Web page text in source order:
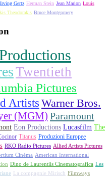
Irving Gertz Herman Stein Jean Marion Louis
Theodorakis Bruce Montgomery
Twentieth
Pictures
Artists Warner Bros.
(MGM) Paramount
Eon Productions Lucasfilm The
Titanus Produzioni Europee
RKO Radio Pictures Allied Artists Pictures
Cinéma American International
Dino de Laurentiis Cinematografica Les
La compagnie Mirisch Filmways